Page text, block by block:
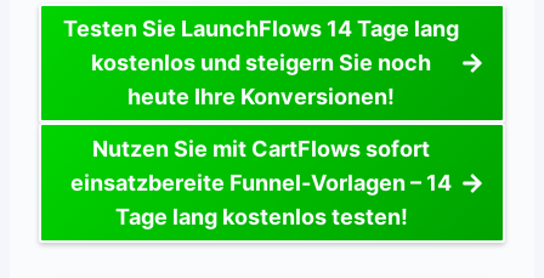
Testen Sie LaunchFlows 14 Tage lang
kostenlos und steigern Sie noch
heute Ihre Konversionen!
Nutzen Sie mit CartFlows sofort
einsatzbereite Funnel-Vorlagen – 14
Tage lang kostenlos testen!